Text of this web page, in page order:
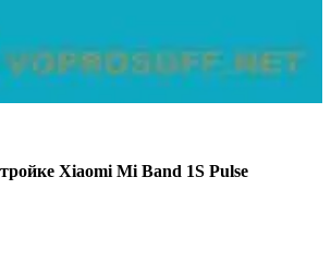
Xiaomi Mi Band 1S Pulse